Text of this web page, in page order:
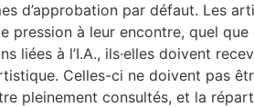
d’approbation par défaut. Les
pression à leur encontre, quel que
liées à l’I.A., ils·elles doivent
Celles-ci ne doivent pas
pleinement consultés, et la